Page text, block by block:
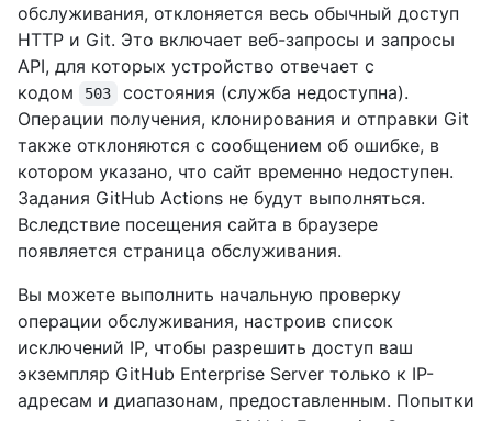
обслуживания, отклоняется весь обычный доступ
HTTP и Git. Это включает веб-запросы и запросы
API, для которых устройство отвечает с
кодом
503
состояния (служба недоступна).
Операции получения, клонирования и отправки Git
также отклоняются с сообщением об ошибке, в
котором указано, что сайт временно недоступен.
Задания GitHub Actions не будут выполняться.
Вследствие посещения сайта в браузере
появляется страница обслуживания.
Вы можете выполнить начальную проверку
операции обслуживания, настроив список
исключений IP, чтобы разрешить доступ ваш
экземпляр GitHub Enterprise Server только к IP-
адресам и диапазонам, предоставленным. Попытки